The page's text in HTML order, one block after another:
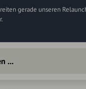
gerade unseren